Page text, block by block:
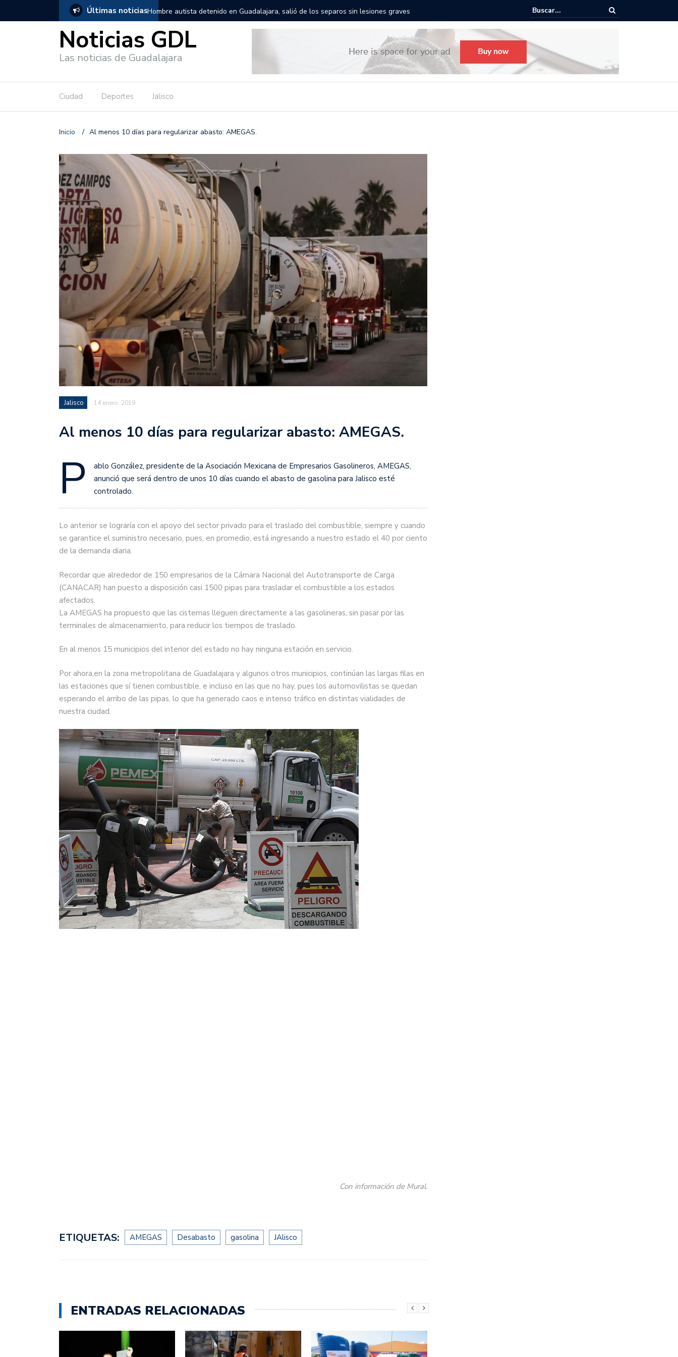
Últimas noticias
salió de los separos sin lesiones graves Títeres gigantes recorrerán las calles de Guadalajara: aparta la fecha Todo listo para el Festival Desfile Día de Muertos 2025 en Guadalajara
Noticias GDL
Las noticias de Guadalajara
Ciudad Deportes Jalisco
Inicio / Al menos 10 días para regularizar abasto: AMEGAS.
Jalisco 14 enero, 2019
Al menos 10 días para regularizar abasto: AMEGAS.
P
ablo González, presidente de la Asociación Mexicana de Empresarios Gasolineros, AMEGAS,
anunció que será dentro de unos 10 días cuando el abasto de gasolina para Jalisco esté
controlado.
Lo anterior se lograría con el apoyo del sector privado para el traslado del combustible, siempre y cuando
se garantice el suministro necesario, pues, en promedio, está ingresando a nuestro estado el 40 por ciento
de la demanda diaria.
Recordar que alrededor de 150 empresarios de la Cámara Nacional del Autotransporte de Carga
(CANACAR) han puesto a disposición casi 1500 pipas para trasladar el combustible a los estados
afectados.
La AMEGAS ha propuesto que las cisternas lleguen directamente a las gasolineras, sin pasar por las
terminales de almacenamiento, para reducir los tiempos de traslado.
En al menos 15 municipios del interior del estado no hay ninguna estación en servicio.
Por ahora,en la zona metropolitana de Guadalajara y algunos otros municipios, continúan las largas filas en
las estaciones que sí tienen combustible, e incluso en las que no hay, pues los automovilistas se quedan
esperando el arribo de las pipas, lo que ha generado caos e intenso tráfico en distintas vialidades de
nuestra ciudad.
Con información de Mural.
ETIQUETAS: AMEGAS Desabasto gasolina JAlisco
ENTRADAS RELACIONADAS